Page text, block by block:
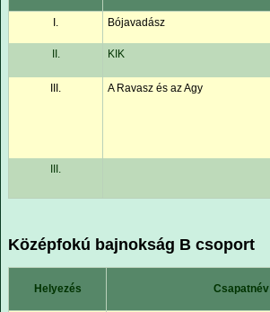
I. Bójavadász
II. KIK
III.
A Ravasz és az Agy
III.
Középfokú bajnokság B csoport
Helyezés Csapatnév